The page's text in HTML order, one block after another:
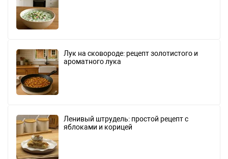
Лук на сковороде: рецепт золотистого и
ароматного лука
Ленивый штрудель: простой рецепт с
яблоками и корицей